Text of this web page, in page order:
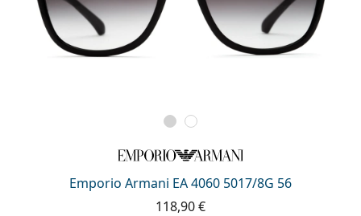
Emporio Armani EA 4060 5017/8G 56
118,90 €